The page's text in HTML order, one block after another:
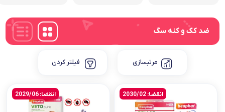
ضد کک و کنه سگ
مرتبسازی فیلتر کردن
انقضا: 2030/02 انقضا: 2029/06